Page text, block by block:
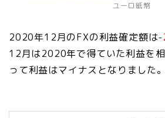
ユーロ紙幣
2020年12月のFXの利益確定額は-
12月は2020年で得ていた利益を
って利益はマイナスとなりました。